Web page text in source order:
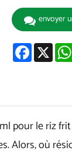
envoyer
Facebook
X
pour le riz
Alors, où